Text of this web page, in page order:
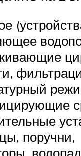
поручни,